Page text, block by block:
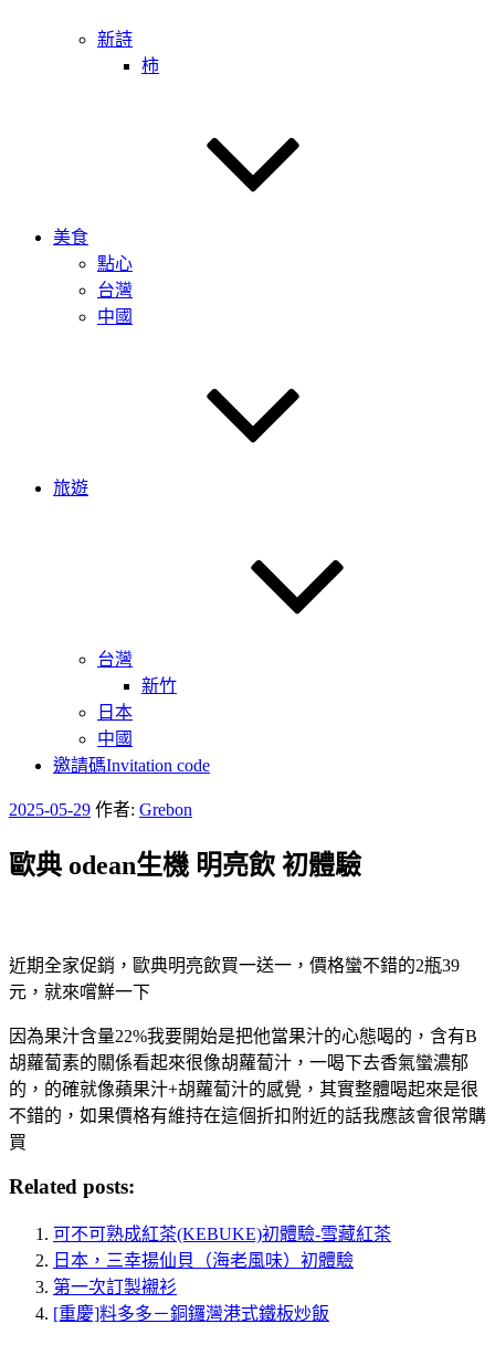
新詩
柿
美食
點心
台灣
中國
旅遊
台灣
新竹
日本
中國
邀請碼Invitation code
發
於
2025-05-29 作者: Grebon
歐典 odean生機 明亮飲 初體驗
近期全家促銷，歐典明亮飲買一送一，價格蠻不錯的2瓶39
元，就來嚐鮮一下
因為果汁含量22%我要開始是把他當果汁的心態喝的，含有B
胡蘿蔔素的關係看起來很像胡蘿蔔汁，一喝下去香氣蠻濃郁
的，的確就像蘋果汁+胡蘿蔔汁的感覺，其實整體喝起來是很
不錯的，如果價格有維持在這個折扣附近的話我應該會很常購
買
Related posts:
可不可熟成紅茶(KEBUKE)初體驗-雪藏紅茶
日本，三幸揚仙貝（海老風味）初體驗
第一次訂製襯衫
[重慶]料多多－銅鑼灣港式鐵板炒飯